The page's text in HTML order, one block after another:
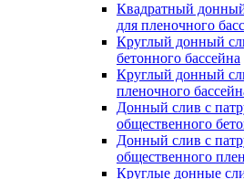
Квадратный
для пленочного
Круглый донный
бетонного бассейна
Круглый донный
пленочного
Донный слив с
общественного
Донный слив с
общественного
Круглые донные